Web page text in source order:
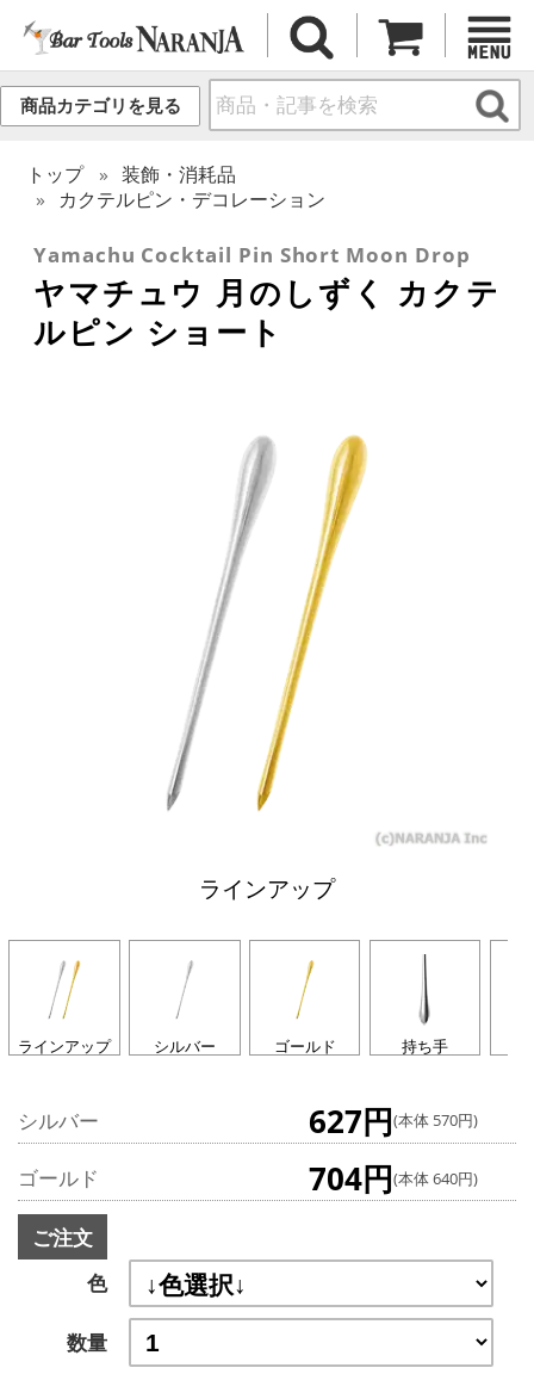
商品カテゴリを見る
トップ
装飾・消耗品
カクテルピン・デコレーション
Yamachu Cocktail Pin Short Moon Drop
ヤマチュウ 月のしずく カクテ
ルピン ショート
ラインアップ
ラインアップ シルバー ゴールド 持ち手
シルバー 627円(本体 570円)
ゴールド 704円(本体 640円)
ご注文
色
数量